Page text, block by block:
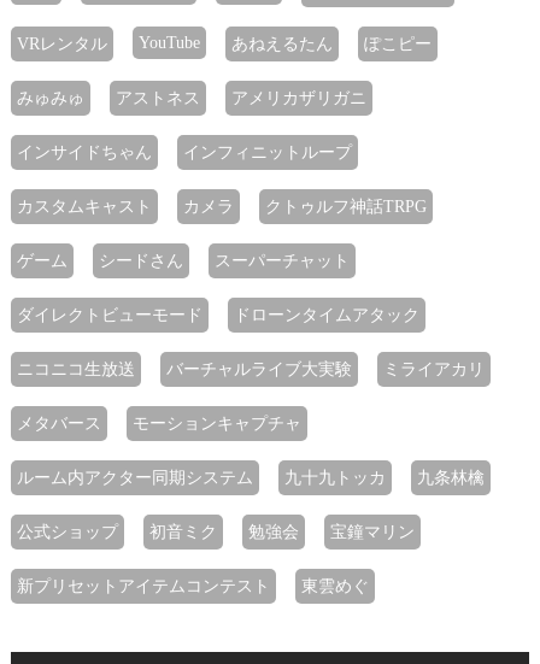
VRレンタル YouTube あねえるたん ぽこピー
みゅみゅ アストネス アメリカザリガニ
インサイドちゃん インフィニットループ
カスタムキャスト カメラ クトゥルフ神話TRPG
ゲーム シードさん スーパーチャット
ダイレクトビューモード ドローンタイムアタック
ニコニコ生放送 バーチャルライブ大実験 ミライアカリ
メタバース モーションキャプチャ
ルーム内アクター同期システム 九十九トッカ 九条林檎
公式ショップ 初音ミク 勉強会 宝鐘マリン
新プリセットアイテムコンテスト 東雲めぐ